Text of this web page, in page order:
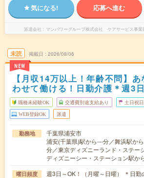
気になる! 応募へ進む
派遣会社 マンパワーグループ株式会社 ケアサービス事業
未読
NEW
掲載日 2026/08/06
【月収14万以上！年齢不問】
わせて働ける！日勤介護＊週3
職種未経験OK 交通費別途支給あり 土日祝
WEB登録OK 派遣
勤務地
千葉県浦安市
浦安(千葉県)駅から---分／舞浜駅か
分／東京ディズニーランド・ステー
ディズニーシー・ステーション駅か
曜日頻度
週3日～OK！（月曜～日曜） ＊日勤